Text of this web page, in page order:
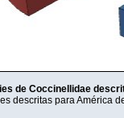
de Coccinellidae
descritas para América